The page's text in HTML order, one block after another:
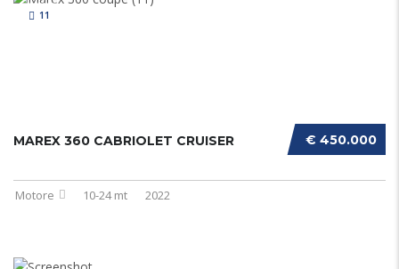
11
€ 450.000
MAREX 360 CABRIOLET CRUISER
Motore 10-24 mt 2022